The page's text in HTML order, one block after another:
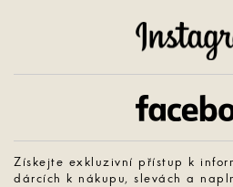
Získejte exkluzivní přístup k
dárcích k nákupu, slevách a